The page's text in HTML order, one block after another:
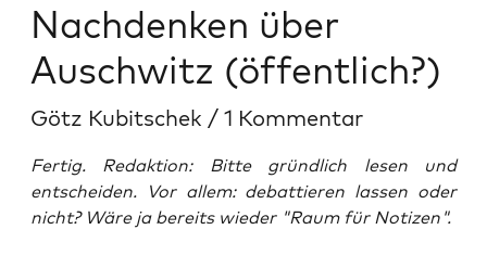
Nachdenken über
Auschwitz (öffentlich?)
Götz Kubitschek / 1 Kommentar
Fertig. Redaktion: Bitte gründlich lesen und
entscheiden. Vor allem: debattieren lassen oder
nicht? Wäre ja bereits wieder "Raum für Notizen".